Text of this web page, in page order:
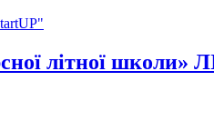
літної школи»